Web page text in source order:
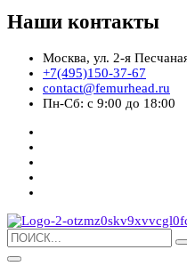
Наши контакты
Москва, ул. 2-я
+7(495)150-37-67
contact@femurhead.ru
Пн-Сб: с 9:00 до 18:00